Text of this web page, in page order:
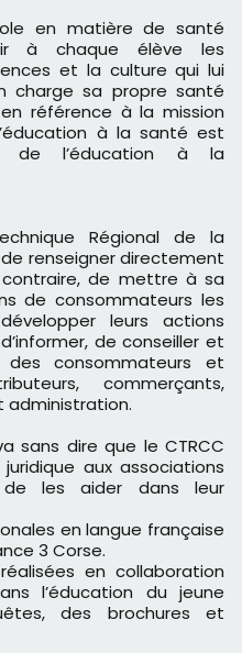
en matière de santé
à chaque élève les
et la culture qui lui
charge sa propre santé
référence à la mission
à la santé est
de l’éducation à la
Régional de la
renseigner directement
de mettre à sa
de consommateurs les
leurs actions
de conseiller et
consommateurs et
commerçants,
administration.
sans dire que le CTRCC
aux associations
les aider dans leur
en langue française
3 Corse.
en collaboration
l’éducation du jeune
des brochures et